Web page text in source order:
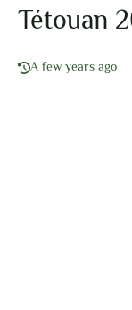
Tétouan
A few years ago